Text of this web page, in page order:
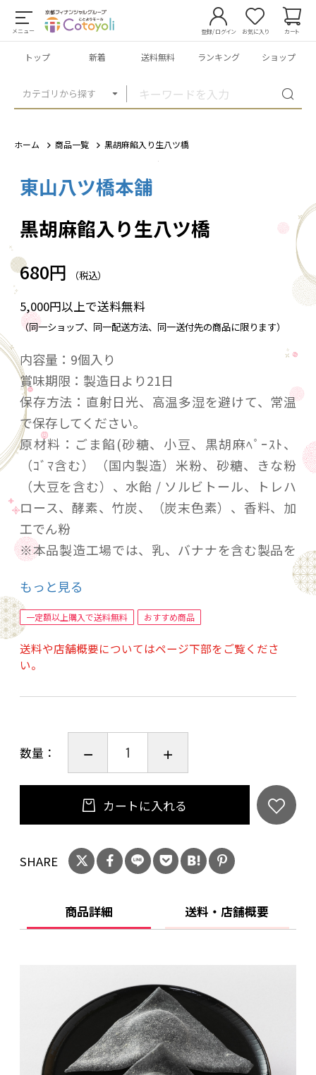
メニュー
カテゴリから探す
登録/ログイン お気に入り カート
トップ 新着 送料無料 ランキング ショップ
ホーム 商品一覧 黒胡麻餡入り生八ツ橋
東山八ツ橋本舗
黒胡麻餡入り生八ツ橋
680円 （税込）
5,000円以上で送料無料
（同一ショップ、同一配送方法、同一送付先の商品に限ります）
内容量：9個入り
賞味期限：製造日より21日
保存方法：直射日光、高温多湿を避けて、常温
で保存してください。
原材料：ごま餡(砂糖、小豆、黒胡麻ﾍﾟｰｽﾄ、
（ｺﾞﾏ含む）（国内製造）米粉、砂糖、きな粉
（大豆を含む）、水飴 / ソルビトール、トレハ
ロース、酵素、竹炭、（炭末色素）、香料、加
工でん粉
※本品製造工場では、乳、バナナを含む製品を
もっと見る
一定額以上購入で送料無料 おすすめ商品
送料や店舗概要についてはページ下部をご覧くださ
い。
数量：
カートに入れる
SHARE
商品詳細 送料・店舗概要